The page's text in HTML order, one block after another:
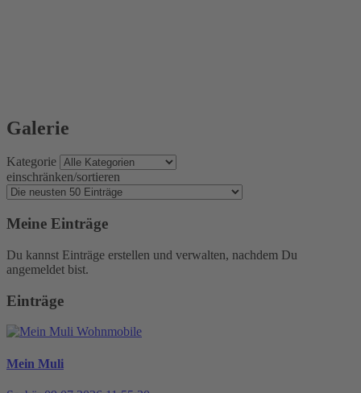
Galerie
Kategorie
einschränken/sortieren
Meine Einträge
Du kannst Einträge erstellen und verwalten, nachdem Du
angemeldet bist.
Einträge
Wohnmobile
Mein Muli